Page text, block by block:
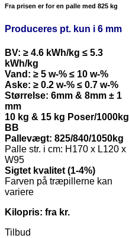
Fra prisen er for en palle med 825 kg
Produceres pt. kun i 6 mm
BV: ≥ 4.6 kWh/kg ≤ 5.3
kWh/kg
Vand: ≥ 5 w-% ≤ 10 w-%
Aske: ≥ 0.2 w-% ≤ 0.7 w-%
Størrelse: 6mm & 8mm ± 1
mm
10 kg & 15 kg Poser/1000kg
BB
Pallevægt: 825/840/1050kg
Palle str. i cm: H170 x L120 x
W95
Sigtet kvalitet (1-4%)
Farven på træpillerne kan
variere
Kilopris: fra kr.
Tilbud